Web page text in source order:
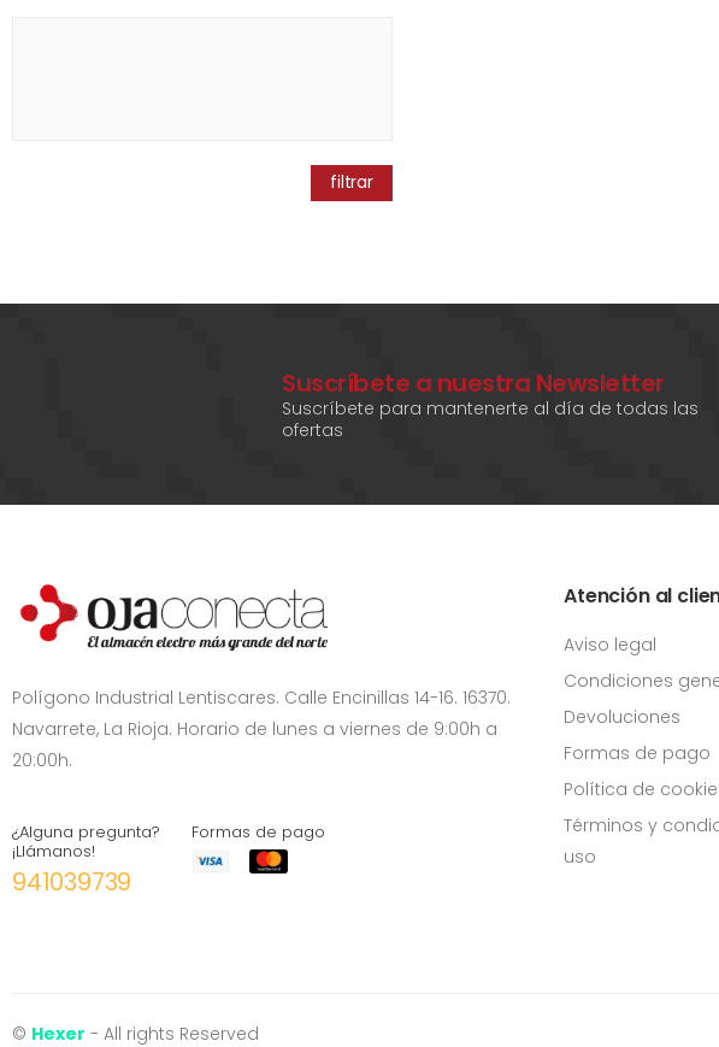
filtrar
Suscríbete a nuestra Newsletter
Suscríbete para mantenerte al día de todas las
ofertas
Polígono Industrial Lentiscares. Calle Encinillas 14-16. 16370.
Navarrete, La Rioja. Horario de lunes a viernes de 9:00h a
20:00h.
¿Alguna pregunta?
¡Llámanos!
941039739
Formas de pago
Atención al
Aviso legal
Condiciones
Devoluciones
Formas de pago
Política de
Términos y
uso
© Hexer - All rights Reserved